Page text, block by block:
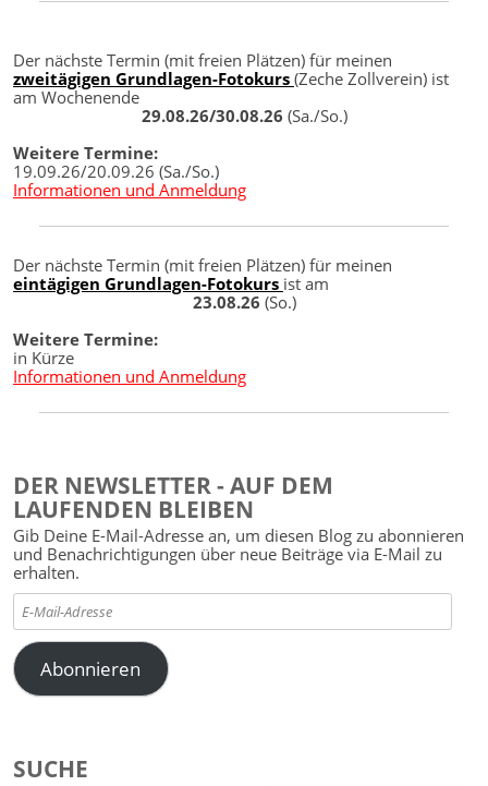
Der nächste Termin (mit freien Plätzen) für meinen
zweitägigen Grundlagen-Fotokurs (Zeche Zollverein) ist
am Wochenende
29.08.26/30.08.26 (Sa./So.)
Weitere Termine:
19.09.26/20.09.26 (Sa./So.)
Informationen und Anmeldung
Der nächste Termin (mit freien Plätzen) für meinen
eintägigen Grundlagen-Fotokurs ist am
23.08.26 (So.)
Weitere Termine:
in Kürze
Informationen und Anmeldung
DER NEWSLETTER - AUF DEM
LAUFENDEN BLEIBEN
Gib Deine E-Mail-Adresse an, um diesen Blog zu abonnieren
und Benachrichtigungen über neue Beiträge via E-Mail zu
erhalten.
E-
Mail-
Adresse
Abonnieren
SUCHE